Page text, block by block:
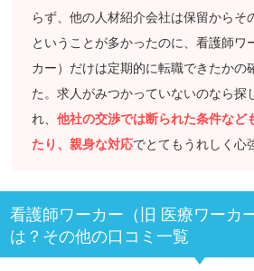
らず、他の人材紹介会社は保留からそ
ということが多かったのに、看護師ワ
カー）だけは定期的に転職できたかの
た。求人がみつかっていないのなら探
れ、 他社の交渉では断られた条件など
たり、親身な対応でとてもうれしく心
看護師ワーカー（旧 医療ワーカ
は？その他の口コミ一覧